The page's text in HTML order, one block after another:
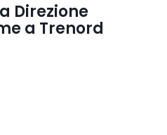
Direzione
a Trenord